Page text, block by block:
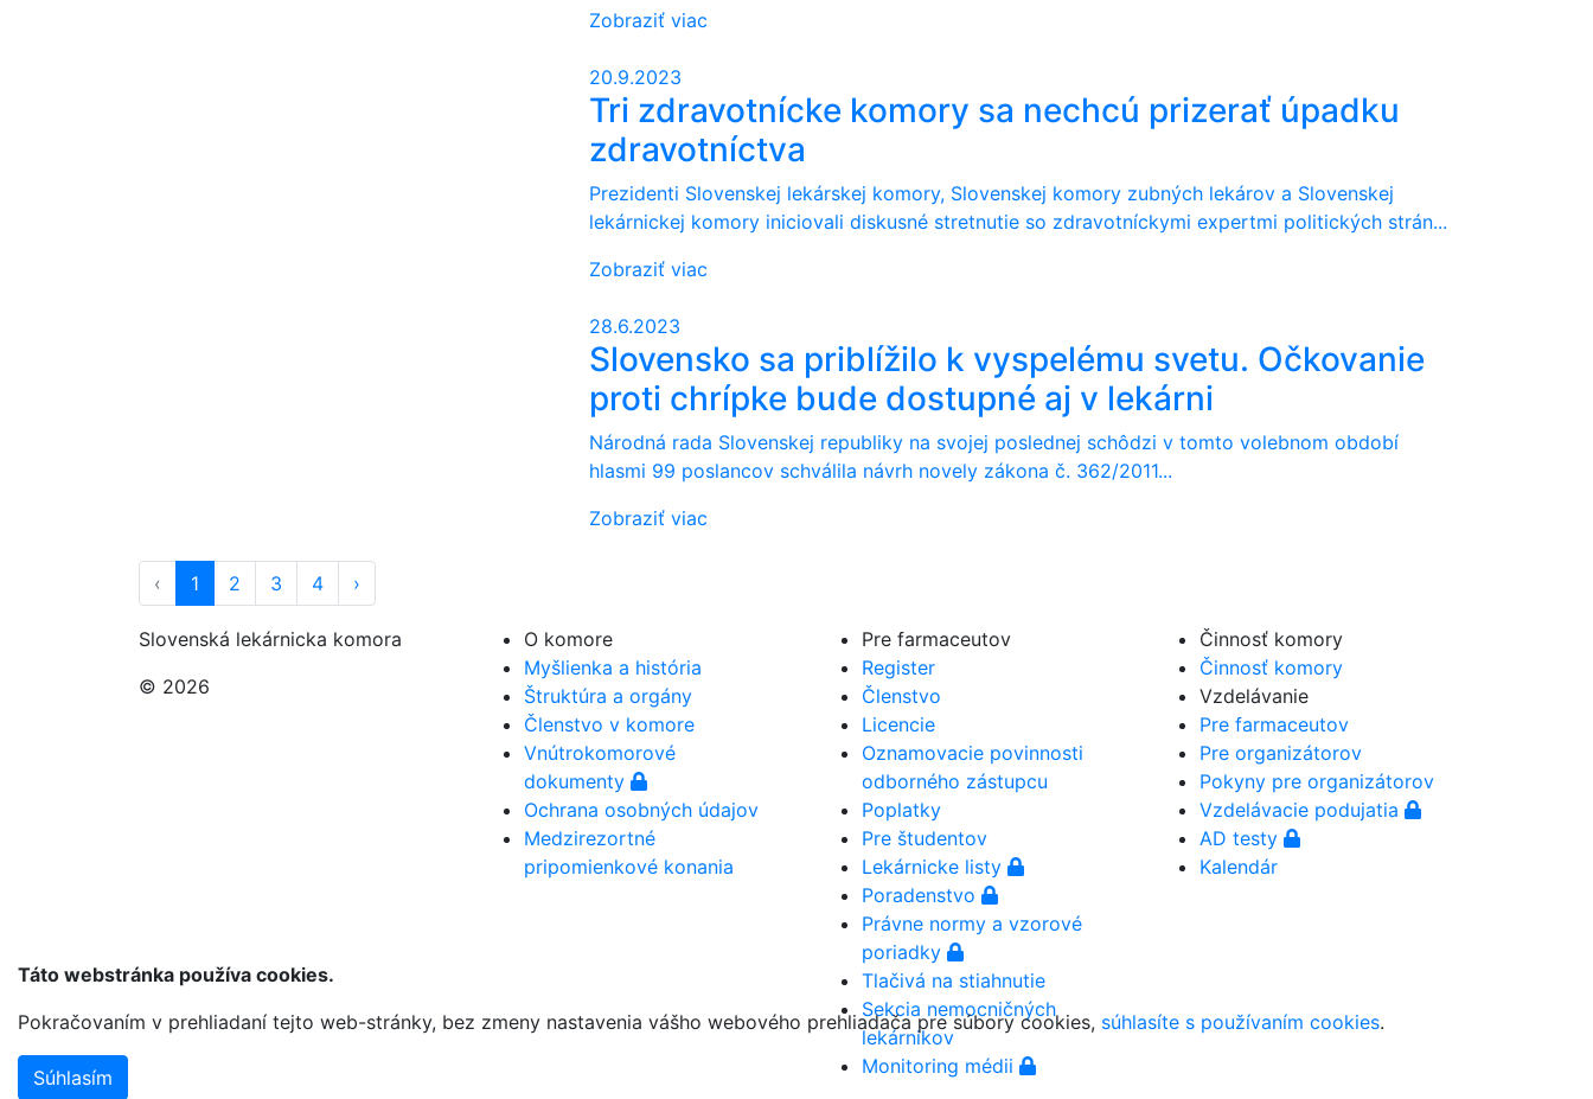
Zobraziť viac
20.9.2023
Tri zdravotnícke komory sa nechcú prizerať úpadku
zdravotníctva
Prezidenti Slovenskej lekárskej komory, Slovenskej komory zubných lekárov a Slovenskej
lekárnickej komory iniciovali diskusné stretnutie so zdravotníckymi expertmi politických strán...
Zobraziť viac
28.6.2023
Slovensko sa priblížilo k vyspelému svetu. Očkovanie
proti chrípke bude dostupné aj v lekárni
Národná rada Slovenskej republiky na svojej poslednej schôdzi v tomto volebnom období
hlasmi 99 poslancov schválila návrh novely zákona č. 362/2011...
Zobraziť viac
‹ 1 2 3 4 ›
Slovenská lekárnicka komora
© 2026
O komore
Myšlienka a história
Štruktúra a orgány
Členstvo v komore
Vnútrokomorové
dokumenty
Ochrana osobných údajov
Medzirezortné
pripomienkové konania
Pre farmaceutov
Register
Členstvo
Licencie
Oznamovacie povinnosti
odborného zástupcu
Poplatky
Pre študentov
Lekárnicke listy
Poradenstvo
Právne normy a vzorové
poriadky
Tlačivá na stiahnutie
Sekcia nemocničných
lekárnikov
Monitoring médii
Činnosť komory
Činnosť komory
Vzdelávanie
Pre farmaceutov
Pre organizátorov
Pokyny pre organizátorov
Vzdelávacie podujatia
AD testy
Kalendár
Táto webstránka používa cookies.
Pokračovaním v prehliadaní tejto web-stránky, bez zmeny nastavenia vášho webového prehliadača pre súbory cookies, súhlasíte s používaním cookies.
Súhlasím